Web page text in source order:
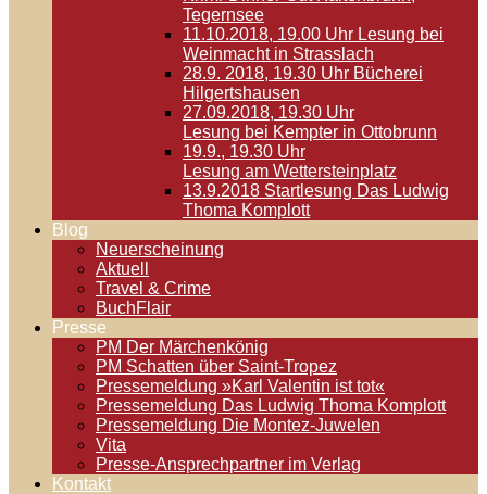
Tegernsee
11.10.2018, 19.00 Uhr Lesung bei
Weinmacht in Strasslach
28.9. 2018, 19.30 Uhr Bücherei
Hilgertshausen
27.09.2018, 19.30 Uhr
Lesung bei Kempter in Ottobrunn
19.9., 19.30 Uhr
Lesung am Wettersteinplatz
13.9.2018 Startlesung Das Ludwig
Thoma Komplott
Blog
Neuerscheinung
Aktuell
Travel & Crime
BuchFlair
Presse
PM Der Märchenkönig
PM Schatten über Saint-Tropez
Pressemeldung »Karl Valentin ist tot«
Pressemeldung Das Ludwig Thoma Komplott
Pressemeldung Die Montez-Juwelen
Vita
Presse-Ansprechpartner im Verlag
Kontakt